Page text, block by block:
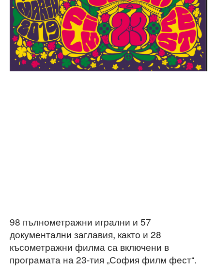
98 пълнометражни игрални и 57
документални заглавия, както и 28
късометражни филма са включени в
програмата на 23-тия „София филм фест“.